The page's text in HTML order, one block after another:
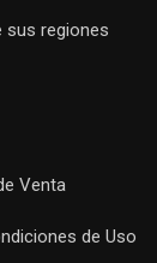
sus regiones
Venta
de Uso